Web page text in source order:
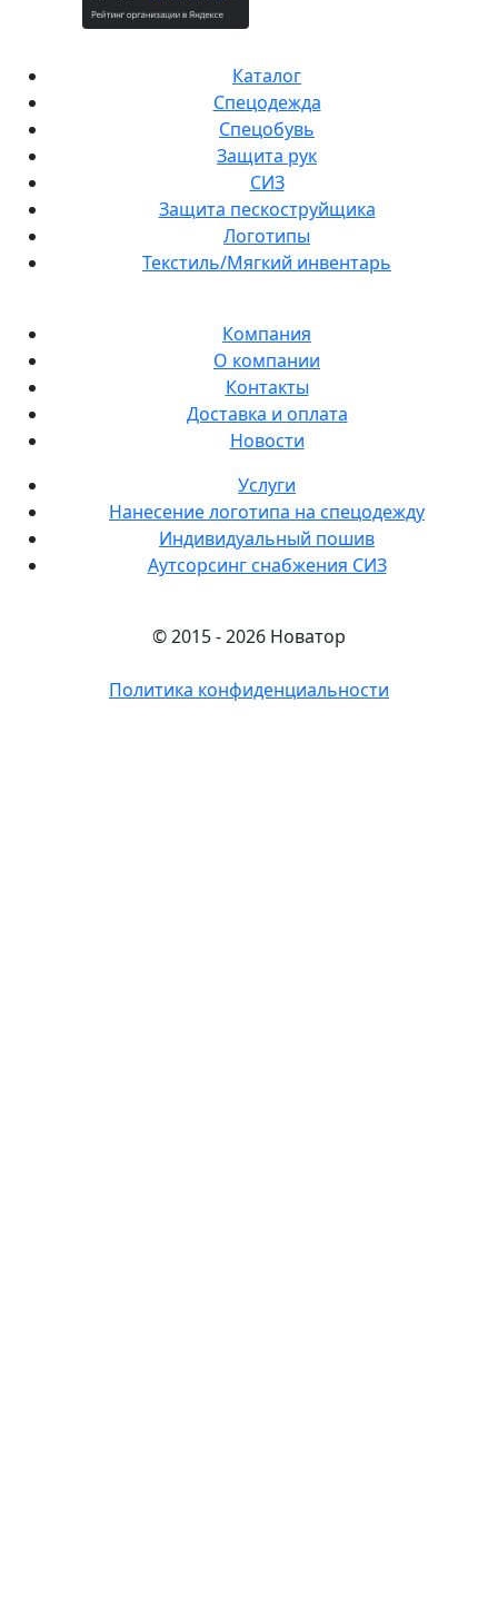
Каталог
Спецодежда
Спецобувь
Защита рук
СИЗ
Защита пескоструйщика
Логотипы
Текстиль/Мягкий инвентарь
Компания
О компании
Контакты
Доставка и оплата
Новости
Услуги
Нанесение логотипа на спецодежду
Индивидуальный пошив
Аутсорсинг снабжения СИЗ
© 2015 - 2026 Новатор
Политика конфиденциальности